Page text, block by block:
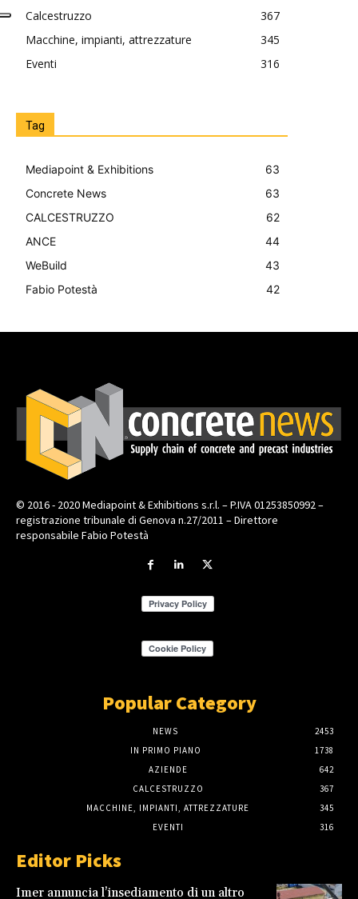
Calcestruzzo
367
Macchine, impianti, attrezzature
345
Eventi
316
Tag
Mediapoint & Exhibitions
63
Concrete News
63
CALCESTRUZZO
62
ANCE
44
WeBuild
43
Fabio Potestà
42
© 2016 - 2020 Mediapoint & Exhibitions s.r.l. – P.IVA 01253850992 –
registrazione tribunale di Genova n.27/2011 – Direttore
responsabile Fabio Potestà
Popular Category
NEWS
2453
IN PRIMO PIANO
1738
AZIENDE
642
CALCESTRUZZO
367
MACCHINE, IMPIANTI, ATTREZZATURE
345
EVENTI
316
Editor Picks
Imer annuncia l’insediamento di un altro